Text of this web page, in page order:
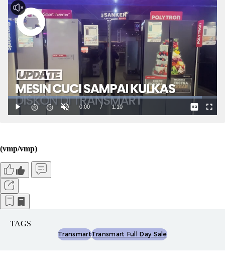
(vmp/vmp)
TAGS
TransmartTransmart Full Day Sale